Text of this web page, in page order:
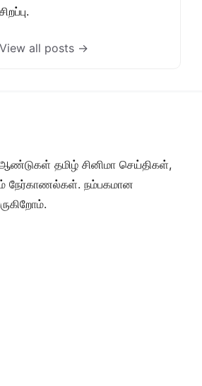
சிறப்பு.
View all posts →
தமிழ் சினிமா செய்திகள்,
நேர்காணல்கள். நம்பகமான